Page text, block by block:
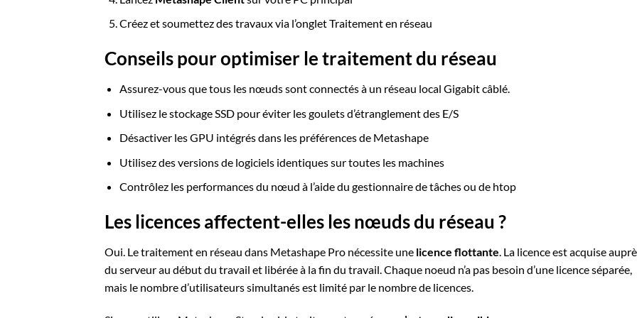
Créez et soumettez des travaux via l’onglet Traitement en réseau
Conseils pour optimiser le traitement du réseau
Assurez-vous que tous les nœuds sont connectés à un réseau local Gigabit câblé.
Utilisez le stockage SSD pour éviter les goulets d’étranglement des E/S
Désactiver les GPU intégrés dans les préférences de Metashape
Utilisez des versions de logiciels identiques sur toutes les machines
Contrôlez les performances du nœud à l’aide du gestionnaire de tâches ou de htop
Les licences affectent-elles les nœuds du réseau ?
Oui. Le traitement en réseau dans Metashape Pro nécessite une licence flottante. La licence est acquise
du serveur au début du travail et libérée à la fin du travail. Chaque noeud n’a pas besoin d’une licence séparée,
mais le nombre d’utilisateurs simultanés est limité par le nombre de licences.